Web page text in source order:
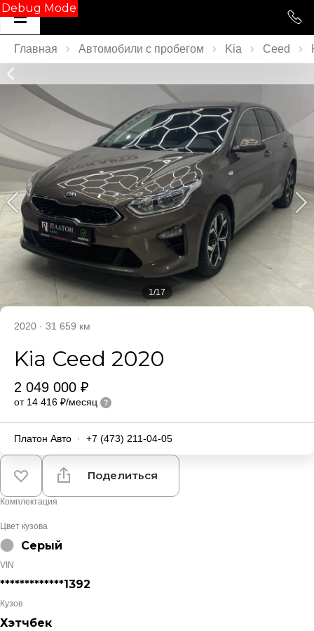
Debug Mode
Главная Автомобили с пробегом Kia Ceed
1/17
2020 · 31 659 км
Kia Ceed 2020
2 049 000 ₽
от 14 416 ₽/месяц
Платон Авто · +7 (473) 211-04-05
Поделиться
Комплектация
Цвет кузова
Серый
VIN
*************1392
Кузов
Хэтчбек